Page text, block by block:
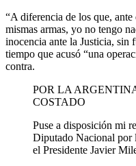
“A diferencia de los que,
mismas armas, yo no tengo
inocencia ante la Justicia, sin
tiempo que acusó “una
contra.
POR LA
COSTADO
Puse a disposición mi
Diputado Nacional por
el Presidente Javier